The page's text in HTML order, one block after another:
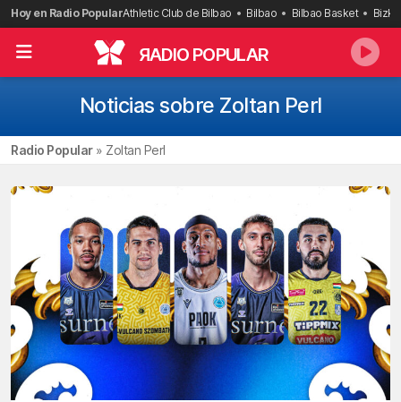
Saltar
al
contenido
Hoy en Radio PopularAthletic Club de Bilbao Bilbao Bilbao Basket
RADIO POPULAR
Noticias sobre Zoltan Perl
Radio Popular» Zoltan Perl